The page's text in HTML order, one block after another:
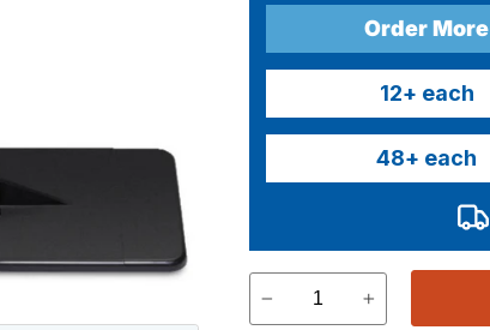
Order More
12+ each
48+ each